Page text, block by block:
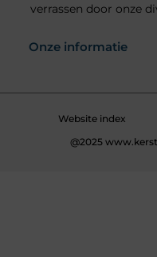
verrassen door onze
Onze informatie
Website index
@2025